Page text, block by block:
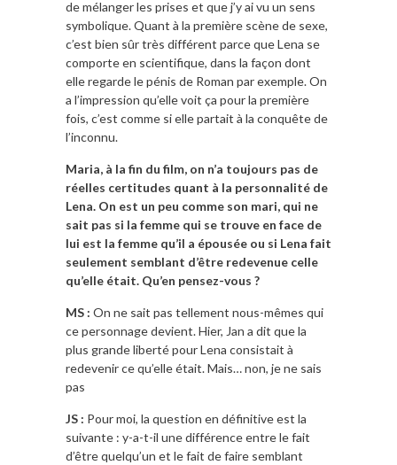
de mélanger les prises et que j’y ai vu un sens
symbolique. Quant à la première scène de sexe,
c’est bien sûr très différent parce que Lena se
comporte en scientifique, dans la façon dont
elle regarde le pénis de Roman par exemple. On
a l’impression qu’elle voit ça pour la première
fois, c’est comme si elle partait à la conquête de
l’inconnu.
Maria, à la fin du film, on n’a toujours pas de
réelles certitudes quant à la personnalité de
Lena. On est un peu comme son mari, qui ne
sait pas si la femme qui se trouve en face de
lui est la femme qu’il a épousée ou si Lena fait
seulement semblant d’être redevenue celle
qu’elle était. Qu’en pensez-vous ?
MS : On ne sait pas tellement nous-mêmes qui
ce personnage devient. Hier, Jan a dit que la
plus grande liberté pour Lena consistait à
redevenir ce qu’elle était. Mais… non, je ne sais
pas
JS : Pour moi, la question en définitive est la
suivante : y-a-t-il une différence entre le fait
d’être quelqu’un et le fait de faire semblant